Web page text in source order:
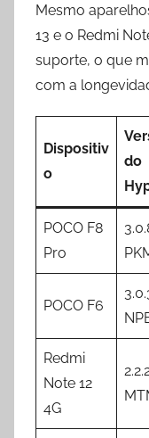
Mesmo
13 e o Redmi
suporte, o que
com a
Dispositiv
o
do
POCO F8
Pro
POCO F6
Redmi
Note 12
4G